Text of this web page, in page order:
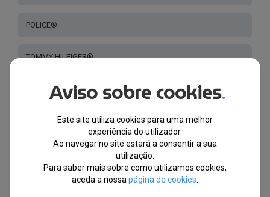
POLICE®
TOMMY HILFIGER®
SKECHERS®
BULGET®
ZAC POSEN®
Aviso sobre cookies.
Este site utiliza cookies para uma melhor
experiência do utilizador.
Ao navegar no site estará a consentir a sua
utilização.
Para saber mais sobre como utilizamos cookies,
aceda a nossa página de cookies